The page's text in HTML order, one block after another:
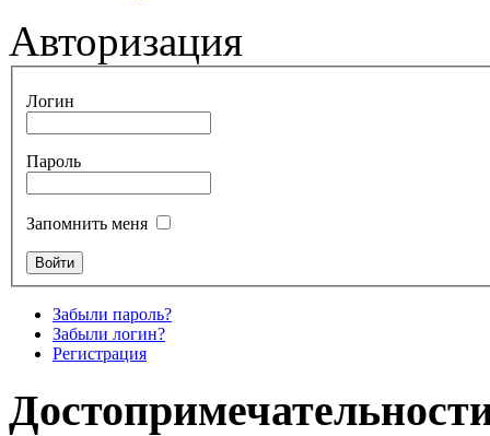
Авторизация
Логин
Пароль
Запомнить меня
Забыли пароль?
Забыли логин?
Регистрация